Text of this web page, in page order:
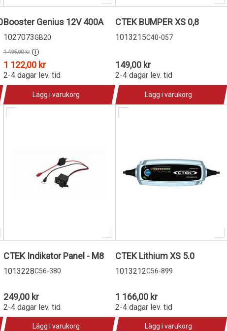
Booster Genius 12V 400A
1027073GB20
1 495,00 kr i
1 122,00 kr
2-4 dagar lev. tid
Lägg i varukorg
CTEK BUMPER XS 0,8
1013215C40-057
149,00 kr
2-4 dagar lev. tid
Lägg i varukorg
CTEK Indikator Panel - M8
1013228C56-380
249,00 kr
2-4 dagar lev. tid
Lägg i varukorg
CTEK Lithium XS 5.0
1013212C56-899
1 166,00 kr
2-4 dagar lev. tid
Lägg i varukorg